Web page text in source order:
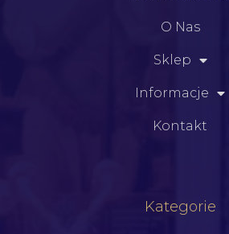
O Nas
Sklep
Informacje
Kontakt
Kategorie